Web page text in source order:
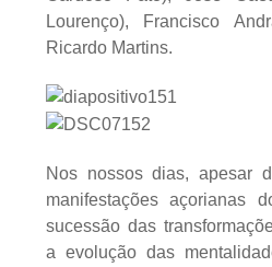
Lourenço), Francisco
Ricardo Martins.
Nos nossos dias, apesar
manifestações açorianas
sucessão das
a evolução das